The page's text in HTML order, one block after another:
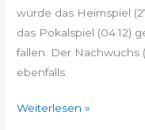
würde das Heimspiel
das Pokalspiel (04.12)
fallen. Der Nachwuchs
ebenfalls
Weiterlesen »